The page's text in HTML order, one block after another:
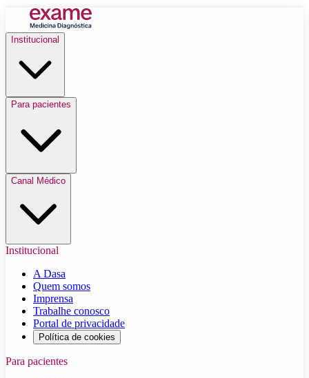
Institucional
Para pacientes
Canal Médico
Institucional
A Dasa
Quem somos
Imprensa
Trabalhe conosco
Portal de privacidade
Política de cookies
Para pacientes